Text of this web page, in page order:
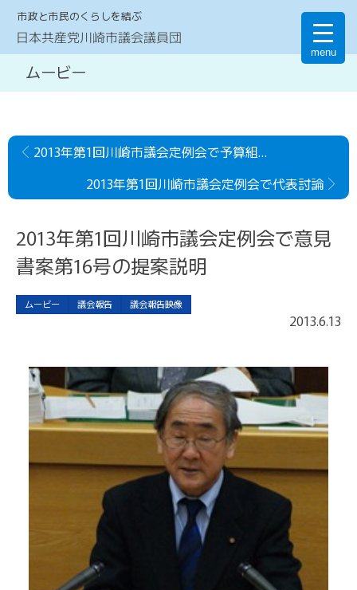
menu
市政と市民のくらしを結ぶ
日本共産党川崎市議会議員団
ムービー
2013年第1回川崎市議会定例会で予算組替え動議の提案説明
2013年第1回川崎市議会定例会で代表討論
2013年第1回川崎市議会定例会で意見
書案第16号の提案説明
ムービー 議会報告 議会報告映像
2013.6.13